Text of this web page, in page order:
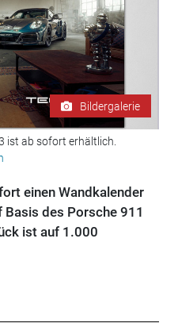
Bildergalerie
ist ab sofort erhältlich.
einen Wandkalender
Basis des Porsche 911
ist auf 1.000